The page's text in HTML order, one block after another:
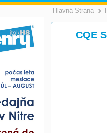
Hlavná Strana
CQE